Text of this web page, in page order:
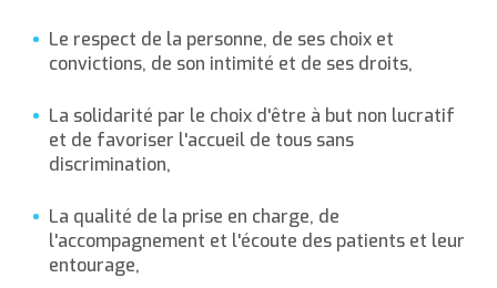
Le respect de la personne, de ses choix et
convictions, de son intimité et de ses droits,
La solidarité par le choix d'être à but non lucratif
et de favoriser l'accueil de tous sans
discrimination,
La qualité de la prise en charge, de
l'accompagnement et l'écoute des patients et leur
entourage,